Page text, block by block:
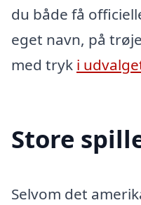
du både få
eget navn, på
med tryk i
Store
Selvom det